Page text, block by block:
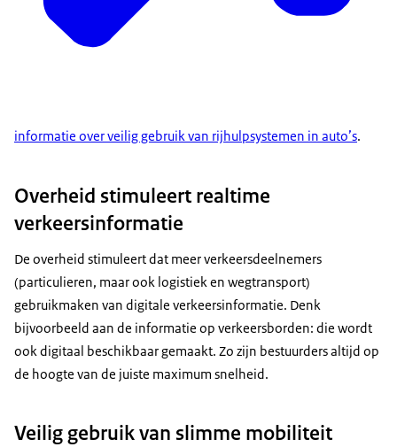
informatie over veilig gebruik van rijhulpsystemen in auto’s.
Overheid stimuleert realtime
verkeersinformatie
De overheid stimuleert dat meer verkeersdeelnemers
(particulieren, maar ook logistiek en wegtransport)
gebruikmaken van digitale verkeersinformatie. Denk
bijvoorbeeld aan de informatie op verkeersborden: die wordt
ook digitaal beschikbaar gemaakt. Zo zijn bestuurders altijd op
de hoogte van de juiste maximum snelheid.
Veilig gebruik van slimme mobiliteit